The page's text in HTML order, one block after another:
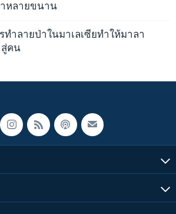
หลายขนาน
ำลายป่าในมาเลเซียทำให้มาลา
สู่คน